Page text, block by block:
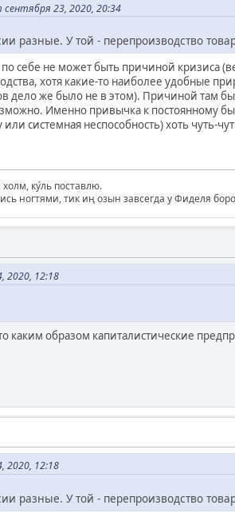
23, 2020, 20:34
разные. У той - перепроизводство
себе не может быть причиной кризиса
хотя какие-то наиболее удобные
дело же было не в этом). Причиной там
Именно привычка к постоянному
системная неспособность) хоть чуть-
ку́ль поставлю.
ногтями, тик иң озын завсегда у Фиделя
2020, 12:18
образом капиталистические
2020, 12:18
разные. У той - перепроизводство